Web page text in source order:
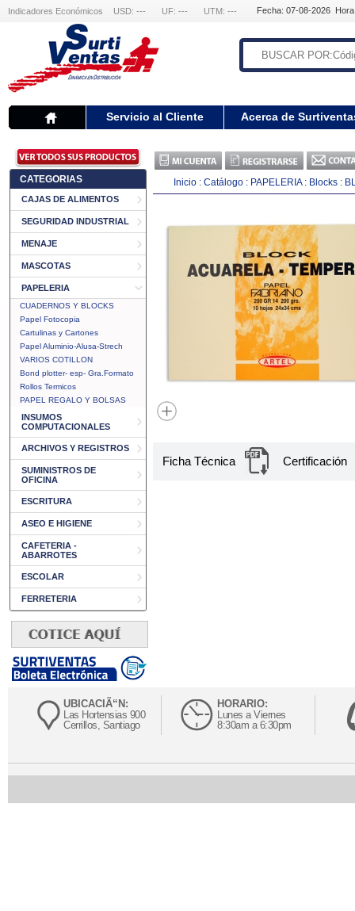
Indicadores Económicos USD: --- UF: --- UTM: --- Fecha: 07-08-2026
Servicio al Cliente Acerca de
CATEGORIAS
CAJAS DE ALIMENTOS
SEGURIDAD INDUSTRIAL
MENAJE
MASCOTAS
PAPELERIA
CUADERNOS Y BLOCKS
Papel Fotocopia
Cartulinas y Cartones
Papel Aluminio-Alusa-Strech
VARIOS COTILLON
Bond plotter- esp- Gra.Formato
Rollos Termicos
PAPEL REGALO Y BOLSAS
INSUMOS
COMPUTACIONALES
ARCHIVOS Y REGISTROS
SUMINISTROS DE
OFICINA
ESCRITURA
ASEO E HIGIENE
CAFETERIA -
ABARROTES
ESCOLAR
FERRETERIA
Inicio : Catálogo : PAPELERIA: Blocks :
Ficha Técnica Certificación
UBICACIÃ“N:
Las Hortensias 900
Cerrillos, Santiago
HORARIO:
Lunes a Viernes
8:30am a 6:30pm